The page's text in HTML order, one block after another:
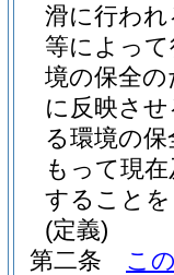
滑に行わ
等によっ
境の保全
に反映さ
る環境の
もって現
すること
(定義)
第二条
こ